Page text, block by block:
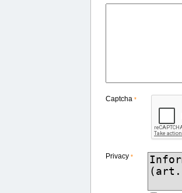
Captcha *
Privacy *